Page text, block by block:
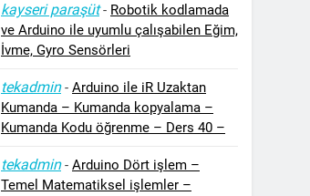
kayseri paraşüt- Robotik kodlamada
ve Arduino ile uyumlu çalışabilen Eğim,
İvme, Gyro Sensörleri
tekadmin- Arduino ile iR Uzaktan
Kumanda – Kumanda kopyalama –
Kumanda Kodu öğrenme – Ders 40 –
tekadmin- Arduino Dört işlem –
Temel Matematiksel işlemler –